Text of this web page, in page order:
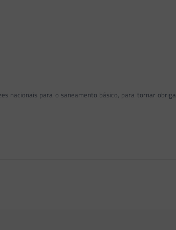
nacionais para o saneamento básico, para tornar